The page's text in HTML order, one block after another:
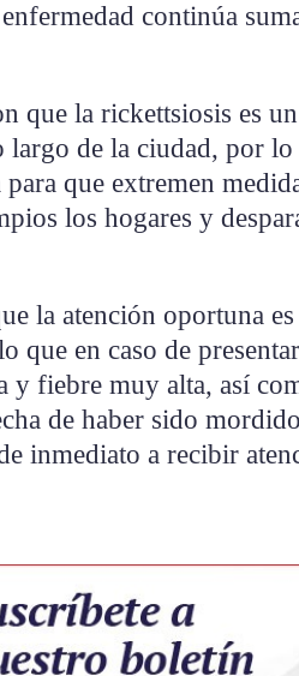
continúa
que la rickettsiosis es un
largo de la ciudad, por lo
que extremen
los hogares y
la atención oportuna
que en caso de presentar
y fiebre muy alta, así
de haber sido
inmediato a recibir